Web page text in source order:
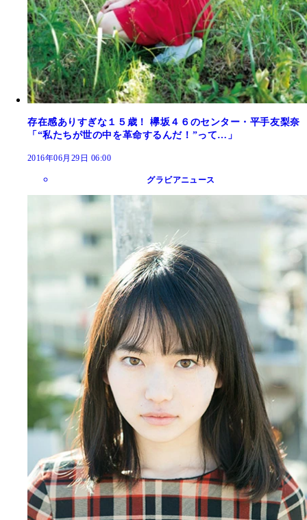
存在感ありすぎな１５歳！ 欅坂４６のセンター・平手友梨奈
「“私たちが世の中を革命するんだ！”って…」
2016年06月29日 06:00
グラビアニュース